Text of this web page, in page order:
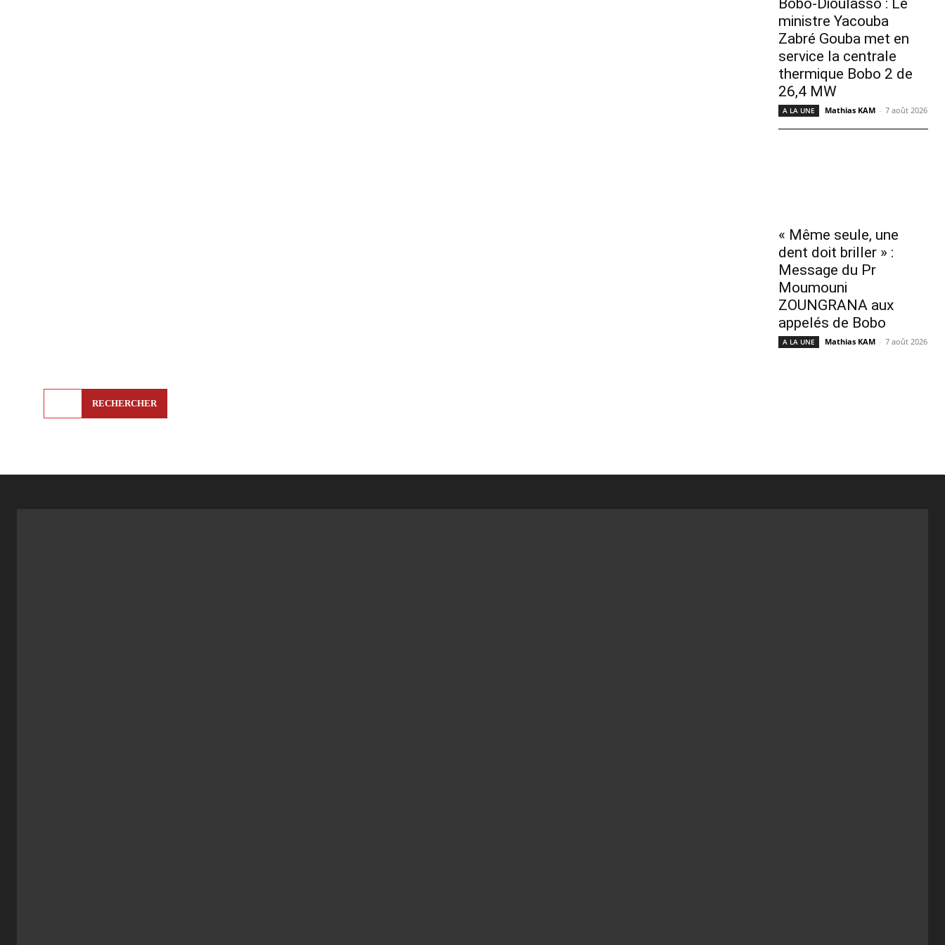
RECHERCHER
Bobo-Dioulasso : Le
ministre Yacouba
Zabré Gouba met en
service la centrale
thermique Bobo 2 de
26,4 MW
A LA UNE Mathias KAM - 7 août 2026
« Même seule, une
dent doit briller » :
Message du Pr
Moumouni
ZOUNGRANA aux
appelés de Bobo
A LA UNE Mathias KAM - 7 août 2026